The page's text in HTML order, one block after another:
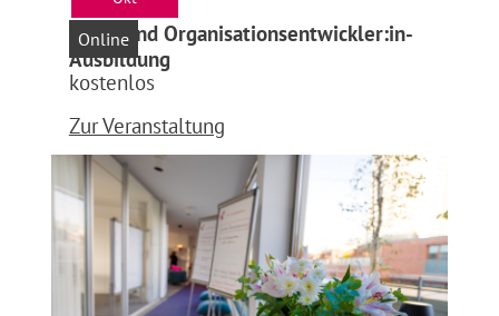
Infoabend Organisationsentwickler:in-
Ausbildung
Online
kostenlos
Zur Veranstaltung